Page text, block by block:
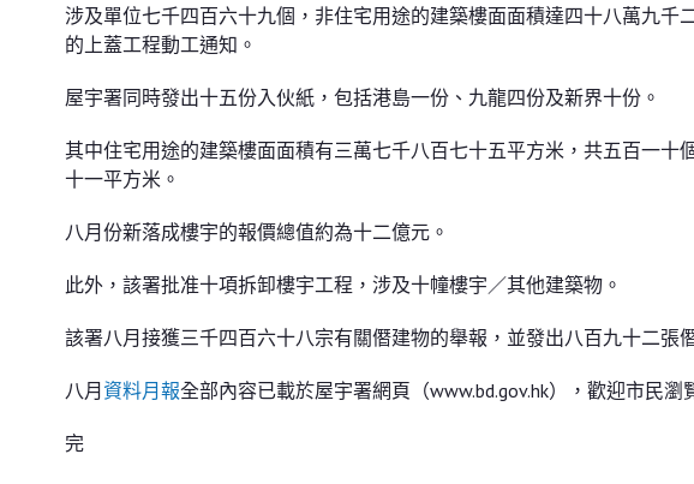
涉及單位七千四百六十九個，非住宅用途的建築樓面面積達四十八萬九千
的上蓋工程動工通知。
屋宇署同時發出十五份入伙紙，包括港島一份、九龍四份及新界十份。
其中住宅用途的建築樓面面積有三萬七千八百七十五平方米，共五百一
十一平方米。
八月份新落成樓宇的報價總值約為十二億元。
此外，該署批准十項拆卸樓宇工程，涉及十幢樓宇／其他建築物。
該署八月接獲三千四百六十八宗有關僭建物的舉報，並發出八百九十二張
八月 資料月報全部內容已載於屋宇署網頁（www.bd.gov.hk），歡迎市民瀏
完